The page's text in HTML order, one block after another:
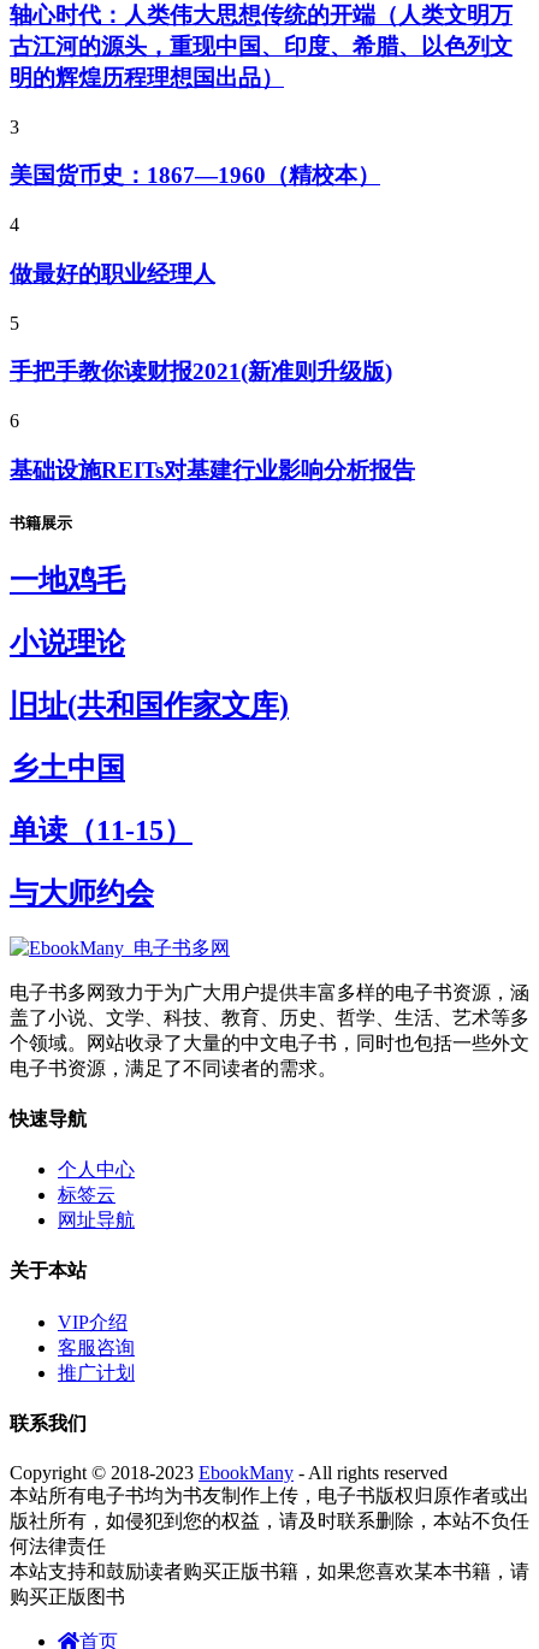
轴心时代：人类伟大思想传统的开端（人类文明万
古江河的源头，重现中国、印度、希腊、以色列文
明的辉煌历程理想国出品）
3
美国货币史：1867—1960（精校本）
4
做最好的职业经理人
5
手把手教你读财报2021(新准则升级版)
6
基础设施REITs对基建行业影响分析报告
书籍展示
一地鸡毛
小说理论
旧址(共和国作家文库)
乡土中国
单读（11-15）
与大师约会
电子书多网致力于为广大用户提供丰富多样的电子书资源，涵
盖了小说、文学、科技、教育、历史、哲学、生活、艺术等多
个领域。网站收录了大量的中文电子书，同时也包括一些外文
电子书资源，满足了不同读者的需求。
快速导航
个人中心
标签云
网址导航
关于本站
VIP介绍
客服咨询
推广计划
联系我们
Copyright © 2018-2023 EbookMany - All rights reserved
本站所有电子书均为书友制作上传，电子书版权归原作者或出
版社所有，如侵犯到您的权益，请及时联系删除，本站不负任
何法律责任
本站支持和鼓励读者购买正版书籍，如果您喜欢某本书籍，请
购买正版图书
首页